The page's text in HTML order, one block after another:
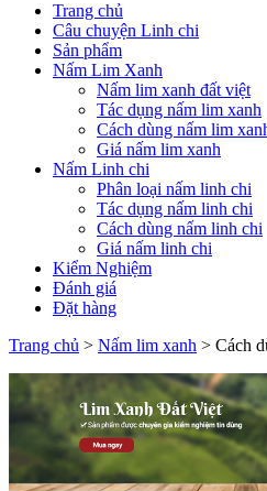
Trang chủ
Câu chuyện Linh chi
Sản phẩm
Nấm Lim Xanh
Nấm lim xanh đất việt
Tác dụng nấm lim xanh
Cách dùng nấm lim
Giá nấm lim xanh
Nấm Linh chi
Phân loại nấm linh chi
Tác dụng nấm linh chi
Cách dùng nấm linh chi
Giá nấm linh chi
Kiểm Nghiệm
Đánh giá
Đặt hàng
Trang chủ > Nấm lim xanh > Cách